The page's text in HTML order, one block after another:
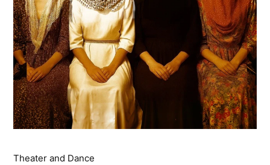
Theater and Dance